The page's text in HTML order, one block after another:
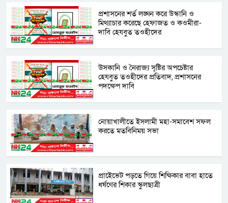
প্রশাসনের শর্ত লঙ্ঘন করে উস্কানি ও
মিথ্যাচার করেছে হেফাজত ও কওমীরা-
দাবি হেযবুত তওহীদের
উসকানি ও নৈরাজ্য সৃষ্টির অপচেষ্টার
হেযবুত তওহীদের প্রতিবাদ, প্রশাসনের
পদক্ষেপ দাবি
নোয়াখালীতে ইসলামী মহা-সমাবেশ সফল
করতে মতবিনিময় সভা
প্রাইেভেট পড়তে গিয়ে শিক্ষিকার বাবা হাতে
ধর্ষণের শিকার স্কুলছাত্রী